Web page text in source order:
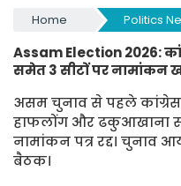
Home Politics
Assam Election 2026:
समेत 3 सीटों पर नामांकन
असम चुनाव से पहले
हाफलोंग और ढकुआखाना
नामांकन पत्र रद्द। चुनाव
बैठक।